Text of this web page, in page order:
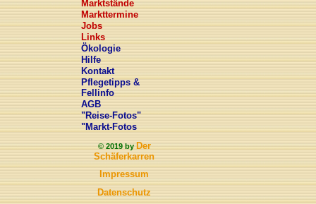
Marktstände
Markttermine
Jobs
Links
Ökologie
Hilfe
Kontakt
Pflegetipps &
Fellinfo
AGB
"Reise-Fotos"
"Markt-Fotos
© 2019 byDer
Schäferkarren
Impressum
Datenschutz